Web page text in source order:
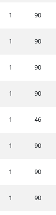
1 90
1 90
1 90
1 90
1 46
1 90
1 90
1 90